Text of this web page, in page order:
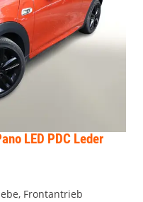
LED PDC Leder
Frontantrieb